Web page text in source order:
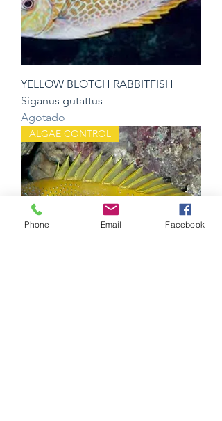
YELLOW BLOTCH RABBITFISH
Siganus gutattus
Agotado
ALGAE CONTROL
Phone Email Facebook